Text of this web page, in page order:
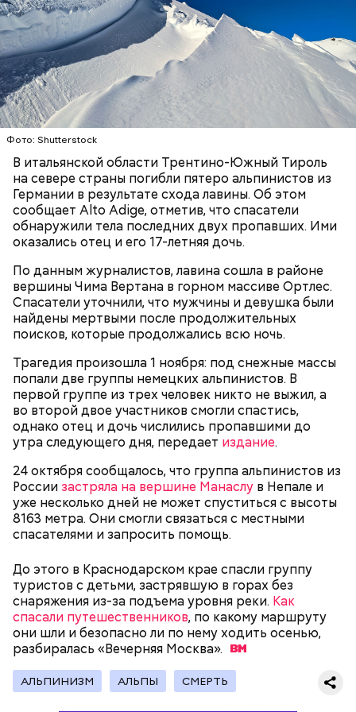
Фото: Shutterstock
В итальянской области Трентино-Южный Тироль
на севере страны погибли пятеро альпинистов из
Германии в результате схода лавины. Об этом
сообщает Alto Adige, отметив, что спасатели
обнаружили тела последних двух пропавших. Ими
оказались отец и его 17-летняя дочь.
По данным журналистов, лавина сошла в районе
вершины Чима Вертана в горном массиве Ортлес.
Спасатели уточнили, что мужчины и девушка были
найдены мертвыми после продолжительных
поисков, которые продолжались всю ночь.
Трагедия произошла 1 ноября: под снежные массы
попали две группы немецких альпинистов. В
первой группе из трех человек никто не выжил, а
во второй двое участников смогли спастись,
однако отец и дочь числились пропавшими до
утра следующего дня, передает издание.
24 октября сообщалось, что группа альпинистов из
Россиизастряла на вершине Манаслу в Непале и
уже несколько дней не может спуститься с высоты
8163 метра. Они смогли связаться с местными
спасателями и запросить помощь.
До этого в Краснодарском крае спасли группу
туристов с детьми, застрявшую в горах без
снаряжения из-за подъема уровня реки. Как
спасали путешественников, по какому маршруту
они шли и безопасно ли по нему ходить осенью,
разбиралась «Вечерняя Москва».
АЛЬПИНИЗМ АЛЬПЫ СМЕРТЬ
Остров Сокотра, Йемен
Фото: Shutterstock
Главная особенность острова Сокотра —
драконовые деревья, которые растут только здесь.
Внешне они напоминают большие грибы, а
драконовыми их называют из-за красного цвета
смолы, которую местные жители сравнивают с
кровью дракона. Они же используют ее в
медицинских целях и красят ей ткань и волосы.
К тому же здесь водятся редкие виды животных и
других растений, которых в мире больше нигде не
встретить. На Сокотре также есть горы,
известняковое плато и прибрежные равнины,
которые дополняют «внеземную» атмосферу.
наймом персонала и продажей продуктов. В 2000
году Балмер сменил Билла Гейтса на посту
генерального директора. Им он оставался до 2014
года, после чего ушел с поста, но остался
держателем акций компании. Сейчас его состояние
оценивается в 126 миллиардов долларов.
Сергей Брин
Фото: World Economic Forum / CC BY-NC-SA 2.0